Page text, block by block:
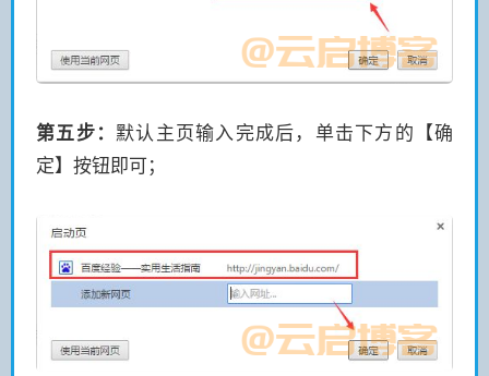
第五步： 默认主页输入完成后，单击下方的【确
定】按钮即可；